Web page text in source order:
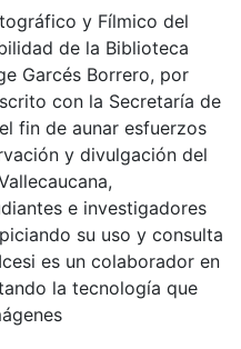
y Fílmico del
de la Biblioteca
Garcés Borrero, por
con la Secretaría de
fin de aunar esfuerzos
y divulgación del
e investigadores
su uso y consulta
es un colaborador en
la tecnología que